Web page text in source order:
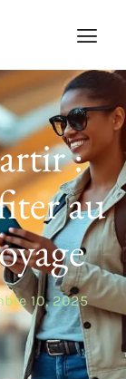
:
au
10, 2025